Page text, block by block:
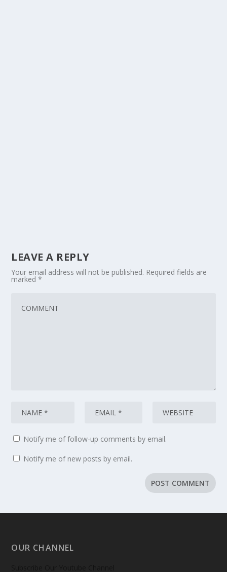
LEAVE A REPLY
Your email address will not be published. Required fields are
marked*
Notify me of follow-up comments by email.
Notify me of new posts by email.
OUR CHANNEL